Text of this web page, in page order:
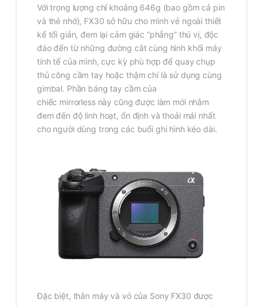
Với trọng lượng chỉ khoảng 646g (bao gồm cả pin
và thẻ nhớ), FX30 sở hữu cho mình vẻ ngoài thiết
kế tối giản, đem lại cảm giác “phẳng” thú vị, độc
đáo đến từ những đường cắt cùng hình khối máy
tính tế của mình, cực kỳ phù hợp để quay chụp
thủ công cầm tay hoặc thậm chí là sử dụng cùng
gimbal. Phần báng tay cầm của
chiếc mirrorless này cũng được làm mới nhằm
đem đến độ linh hoạt, ổn định và thoải mái nhất
cho người dùng trong các buổi ghi hình kéo dài.
Đặc biệt, thân máy và vỏ của Sony FX30 được